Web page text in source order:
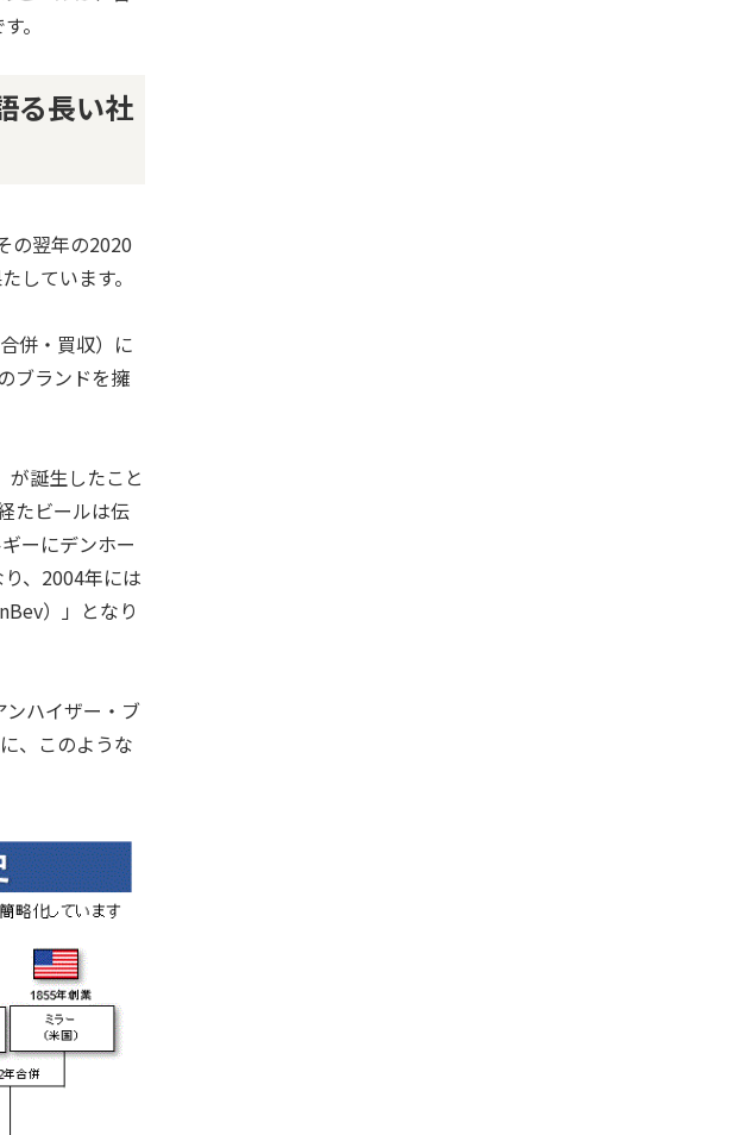
。
る長い社
の翌年の2020
しています。
併・買収）に
ブランドを擁
誕生したこと
たビールは伝
ーにデンホー
、2004年には
）」となり
ハイザー・ブ
、このような